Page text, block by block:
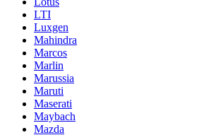
LTI
Luxgen
Mahindra
Marcos
Marlin
Marussia
Maruti
Maserati
Maybach
Mazda